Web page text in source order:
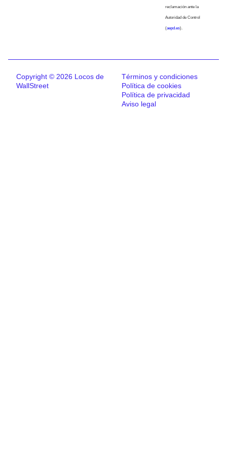
reclamación ante la
Autoridad de Control
(aepd.es).
Copyright © 2026 Locos de
WallStreet
Términos y condiciones
Política de cookies
Política de privacidad
Aviso legal